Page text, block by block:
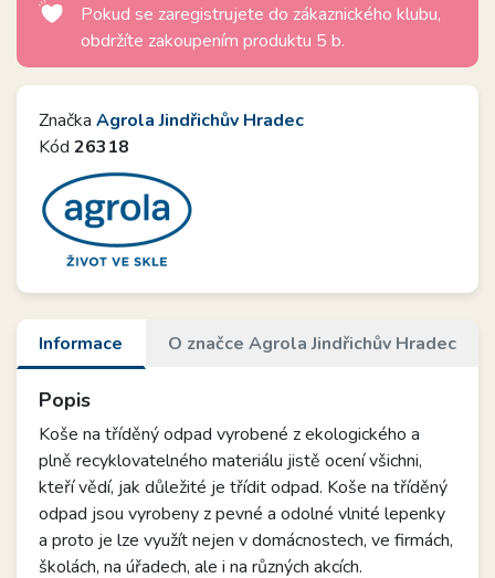
Pokud se zaregistrujete do zákaznického klubu,
obdržíte zakoupením produktu 5 b.
Značka Agrola Jindřichův Hradec
Kód 26318
Informace O značce Agrola Jindřichův Hradec
Popis
Koše na tříděný odpad vyrobené z ekologického a
plně recyklovatelného materiálu jistě ocení všichni,
kteří vědí, jak důležité je třídit odpad. Koše na tříděný
odpad jsou vyrobeny z pevné a odolné vlnité lepenky
a proto je lze využít nejen v domácnostech, ve firmách,
školách, na úřadech, ale i na různých akcích.